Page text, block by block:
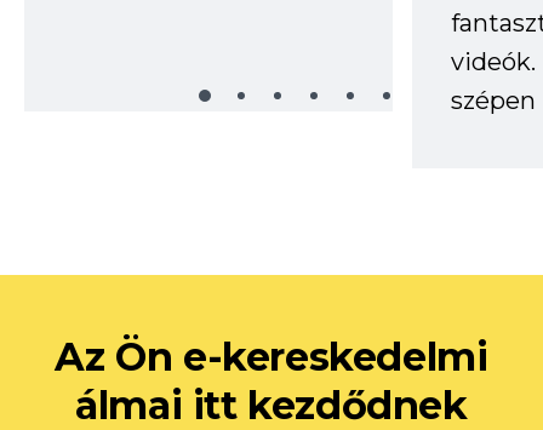
videók.
Az Ön e-kereskedelmi
álmai itt kezdődnek